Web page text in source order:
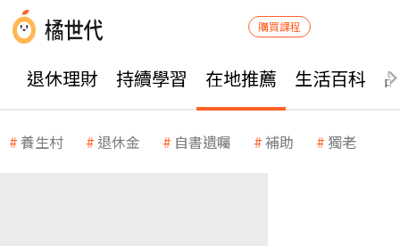
購買課程
退休理財 持續學習 在地推薦 生活百科
養生村 退休金 自書遺囑 補助 獨老